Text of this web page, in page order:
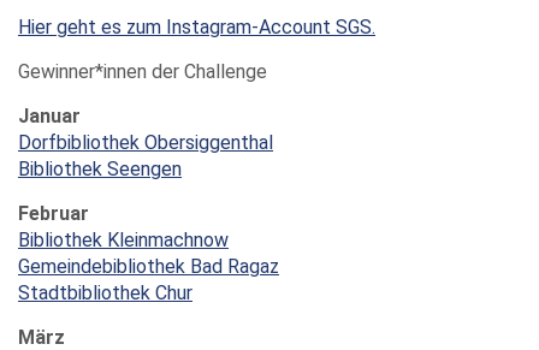
Hier geht es zum Instagram-Account SGS.
Gewinner*innen der Challenge
Januar
Dorfbibliothek Obersiggenthal
Bibliothek Seengen
Februar
Bibliothek Kleinmachnow
Gemeindebibliothek Bad Ragaz
Stadtbibliothek Chur
März